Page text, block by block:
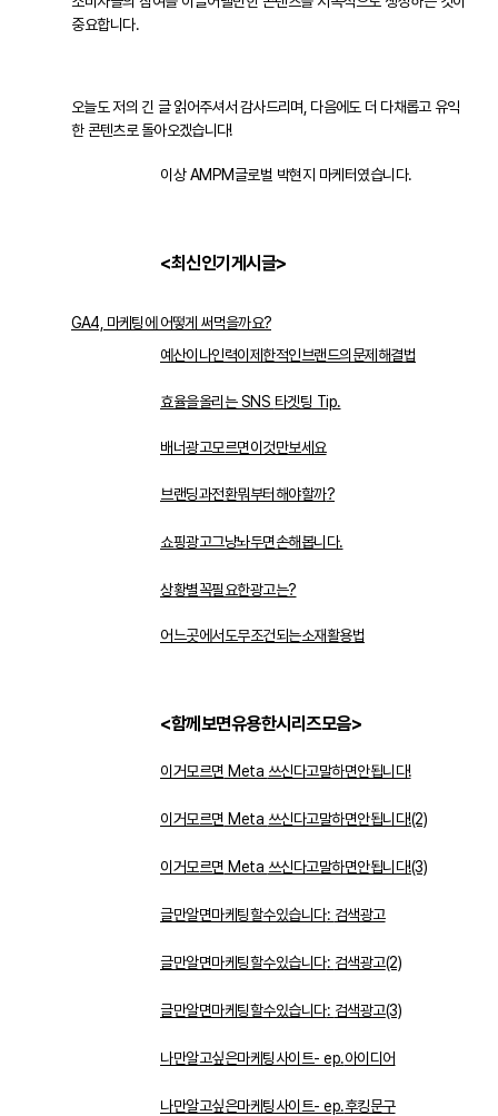
중요합니다.
오늘도 저의 긴 글 읽어주셔서 감사드리며, 다음에도 더 다채롭고 유익
한 콘텐츠로 돌아오겠습니다!
이상 AMPM글로벌 박현지 마케터였습니다.
<최신인기게시글>
GA4, 마케팅에 어떻게 써먹을까요?
예산이나인력이제한적인브랜드의문제해결법
효율을올리는SNS 타겟팅 Tip.
배너광고모르면이것만보세요
브랜딩과전환뭐부터해야할까?
쇼핑광고그냥놔두면손해봅니다.
상황별꼭필요한광고는?
어느곳에서도무조건되는소재활용법
<함께보면유용한시리즈모음>
이거모르면 Meta 쓰신다고말하면안됩니다!
이거모르면 Meta 쓰신다고말하면안됩니다!(2)
이거모르면 Meta 쓰신다고말하면안됩니다!(3)
글만알면마케팅할수있습니다: 검색광고
글만알면마케팅할수있습니다: 검색광고(2)
글만알면마케팅할수있습니다: 검색광고(3)
나만알고싶은마케팅사이트- ep.아이디어
나만알고싶은마케팅사이트- ep.후킹문구